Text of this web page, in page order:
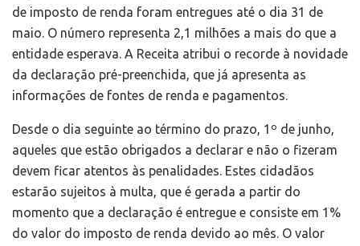
de imposto de renda foram entregues até o dia 31 de
maio. O número representa 2,1 milhões a mais do que a
entidade esperava. A Receita atribui o recorde à novidade
da declaração pré-preenchida, que já apresenta as
informações de fontes de renda e pagamentos.
Desde o dia seguinte ao término do prazo, 1º de junho,
aqueles que estão obrigados a declarar e não o fizeram
devem ficar atentos às penalidades. Estes cidadãos
estarão sujeitos à multa, que é gerada a partir do
momento que a declaração é entregue e consiste em 1%
do valor do imposto de renda devido ao mês. O valor